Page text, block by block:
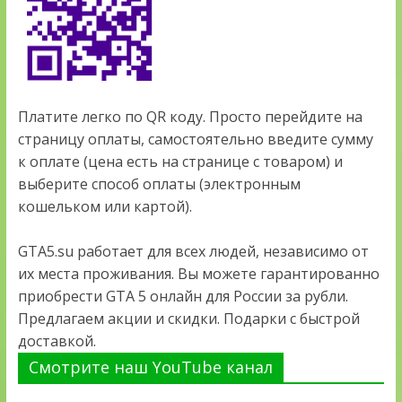
Платите легко по QR коду. Просто перейдите на
страницу оплаты, самостоятельно введите сумму
к оплате (цена есть на странице с товаром) и
выберите способ оплаты (электронным
кошельком или картой).
GTA5.su работает для всех людей, независимо от
их места проживания. Вы можете гарантированно
приобрести GTA 5 онлайн для России за рубли.
Предлагаем акции и скидки. Подарки с быстрой
доставкой.
Смотрите наш YouTube канал